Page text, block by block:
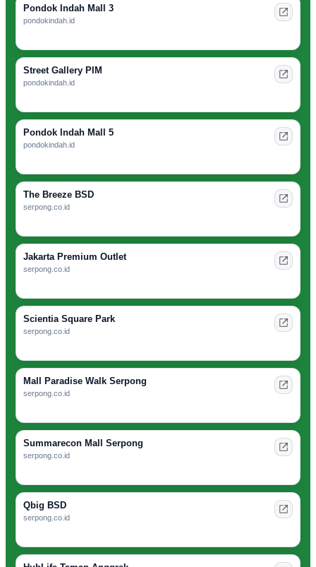
Pondok Indah Mall 3
pondokindah.id
Street Gallery PIM
pondokindah.id
Pondok Indah Mall 5
pondokindah.id
The Breeze BSD
serpong.co.id
Jakarta Premium Outlet
serpong.co.id
Scientia Square Park
serpong.co.id
Mall Paradise Walk Serpong
serpong.co.id
Summarecon Mall Serpong
serpong.co.id
Qbig BSD
serpong.co.id